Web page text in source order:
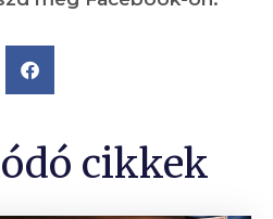
cikkek